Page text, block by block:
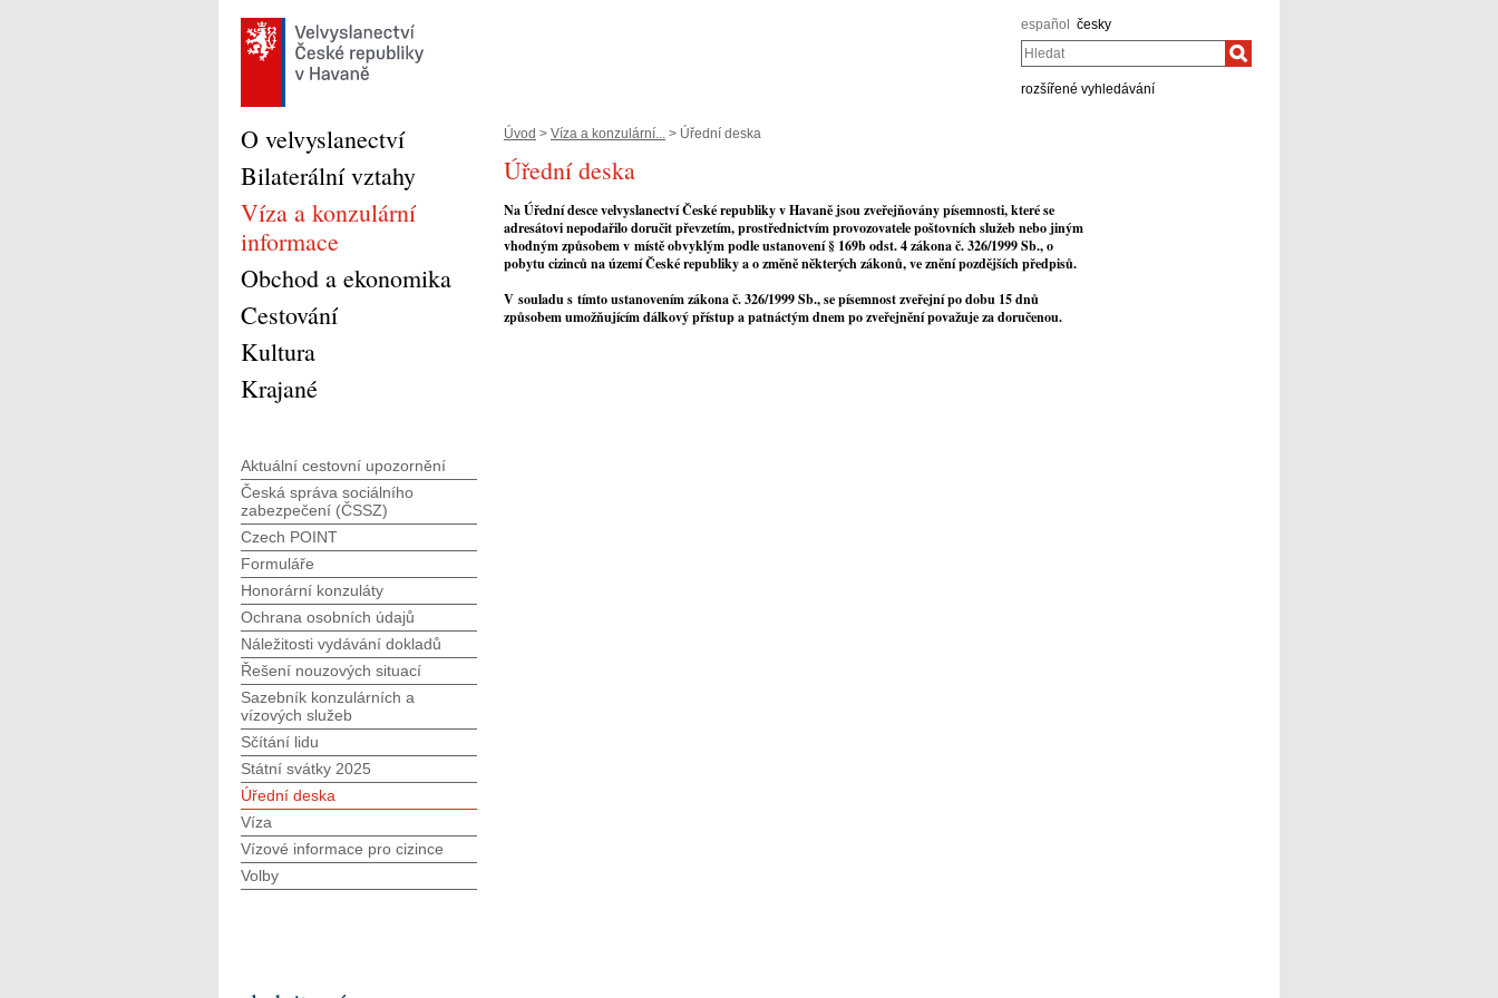
español česky
Hledat
rozšířené vyhledávání
Úvod > Víza a konzulární... > Úřední deska
Úřední deska
Na Úřední desce velvyslanectví České republiky v Havaně jsou zveřejňovány písemnosti, které se
adresátovi nepodařilo doručit převzetím, prostřednictvím provozovatele poštovních služeb nebo jiným
vhodným způsobem v místě obvyklým podle ustanovení § 169b odst. 4 zákona č. 326/1999 Sb., o
pobytu cizinců na území České republiky a o změně některých zákonů, ve znění pozdějších předpisů.
V souladu s tímto ustanovením zákona č. 326/1999 Sb., se písemnost zveřejní po dobu 15 dnů
způsobem umožňujícím dálkový přístup a patnáctým dnem po zveřejnění považuje za doručenou.
O velvyslanectví
Bilaterální vztahy
Víza a konzulární
informace
Obchod a ekonomika
Cestování
Kultura
Krajané
Aktuální cestovní upozornění
Česká správa sociálního
zabezpečení (ČSSZ)
Czech POINT
Formuláře
Honorární konzuláty
Ochrana osobních údajů
Náležitosti vydávání dokladů
Řešení nouzových situací
Sazebník konzulárních a
vízových služeb
Sčítání lidu
Státní svátky 2025
Úřední deska
Víza
Vízové informace pro cizince
Volby